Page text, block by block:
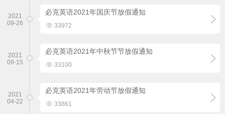
必克英语2021年国庆节放假通知
 33972
2021
09-26

必克英语2021年中秋节节放假通知
 33100
2021
09-15

必克英语2021年劳动节放假通知
 33861
2021
04-22
